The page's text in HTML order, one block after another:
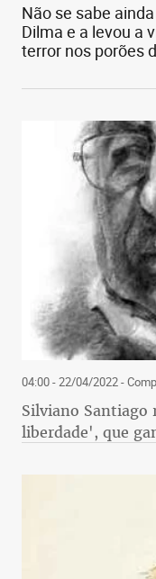
Não se sabe
Dilma e a levou a
terror nos porões
04:00 - 22/04/2022-
Silviano Santiago
liberdade', que